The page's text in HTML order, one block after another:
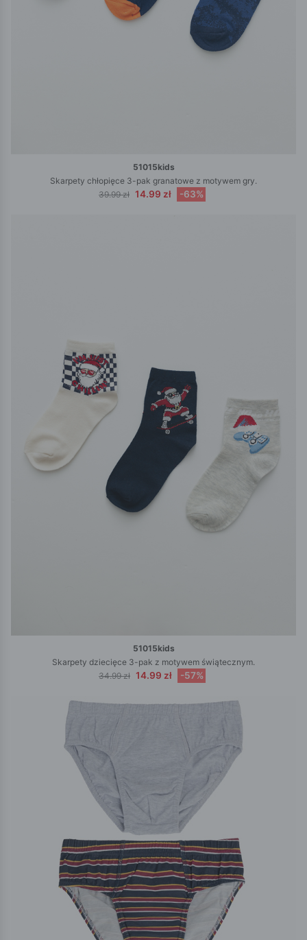
51015kids
Skarpety chłopięce 3-pak granatowe z motywem gry.
39.99 zł 14.99 zł -63%
51015kids
Skarpety dziecięce 3-pak z motywem świątecznym.
34.99 zł 14.99 zł -57%